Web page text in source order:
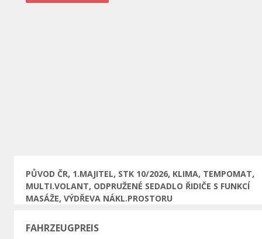
PŮVOD ČR, 1.MAJITEL, STK 10/2026, KLIMA, TEMPOMAT,
MULTI.VOLANT, ODPRUŽENÉ SEDADLO ŘIDIČE S FUNKCÍ
MASÁŽE, VÝDŘEVA NÁKL.PROSTORU
FAHRZEUGPREIS